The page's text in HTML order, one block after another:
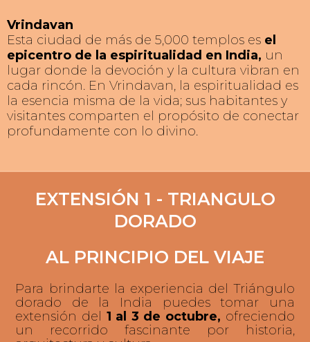
Vrindavan
Esta ciudad de más de 5,000 templos es el
epicentro de la espiritualidad en India, un
lugar donde la devoción y la cultura vibran en
cada rincón. En Vrindavan, la espiritualidad es
la esencia misma de la vida; sus habitantes y
visitantes comparten el propósito de conectar
profundamente con lo divino.
EXTENSIÓN 1 - TRIANGULO
DORADO
AL PRINCIPIO DEL VIAJE
Para brindarte la experiencia del Triángulo
dorado de la India puedes tomar una
extensión del 1 al 3 de octubre, ofreciendo
un recorrido fascinante por historia,